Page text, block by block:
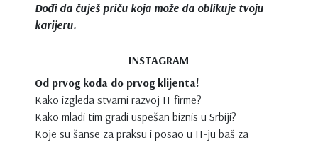
Dođi da čuješ priču koja može da oblikuje tvoju
karijeru.
INSTAGRAM
Od prvog koda do prvog klijenta!
Kako izgleda stvarni razvoj IT firme?
Kako mladi tim gradi uspešan biznis u Srbiji?
Koje su šanse za praksu i posao u IT-ju baš za